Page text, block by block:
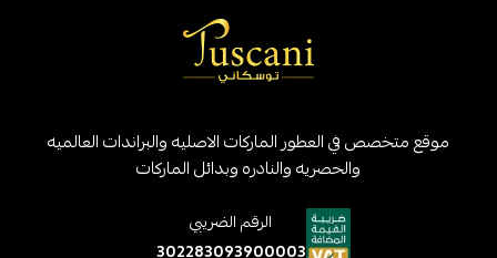
موقع متخصص في العطور الماركات الاصليه والبراندات العالميه
والحصريه والنادره وبدائل الماركات
الرقم الضريبي
302283093900003